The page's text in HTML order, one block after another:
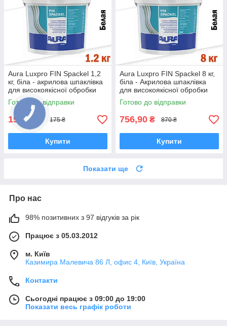
Aura Luxpro FIN Spackel 1,2
кг, біла - акрилова шпаклівка
для високоякісної обробки
стель і стін
Готово до відправки
152,25 ₴ 175 ₴
Купити
Aura Luxpro FIN Spackel 8 кг,
біла - Акрилова шпаклівка
для високоякісної обробки
стель і стін
Готово до відправки
756,90 ₴ 870 ₴
Купити
Показати ще
Про нас
98% позитивних з 97 відгуків за рік
Працює з 05.03.2012
м. Київ
Казимира Малевича 86 Л, офис 4, Київ, Україна
Контакти
Сьогодні працює з 09:00 до 19:00
Показати весь графік роботи